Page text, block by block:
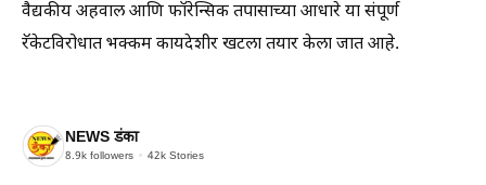
वैद्यकीय अहवाल आणि फॉरेन्सिक तपासाच्या आधारे या संपूर्ण
रॅकेटविरोधात भक्कम कायदेशीर खटला तयार केला जात आहे.
NEWS डंका
8.9k followers 42k Stories